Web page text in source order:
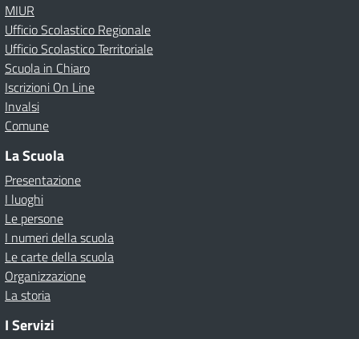
MIUR
Ufficio Scolastico Regionale
Ufficio Scolastico Territoriale
Scuola in Chiaro
Iscrizioni On Line
Invalsi
Comune
La Scuola
Presentazione
I luoghi
Le persone
I numeri della scuola
Le carte della scuola
Organizzazione
La storia
I Servizi